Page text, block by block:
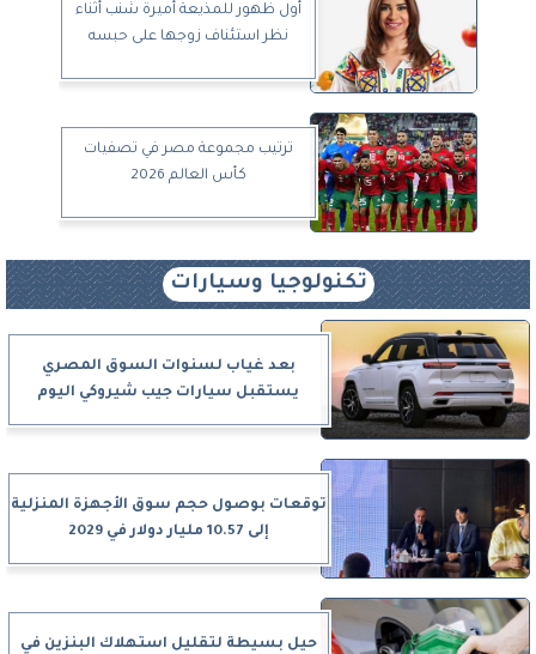
أول ظهور للمذيعة أميرة شنب أثناء
نظر استئناف زوجها على حبسه
ترتيب مجموعة مصر في تصفيات
كأس العالم 2026
تكنولوجيا وسيارات
بعد غياب لسنوات السوق المصري
يستقبل سيارات جيب شيروكي اليوم
توقعات بوصول حجم سوق الأجهزة المنزلية
إلى 10.57 مليار دولار في 2029
حيل بسيطة لتقليل استهلاك البنزين في